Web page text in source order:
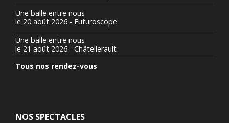
Une balle entre nous
le 20 août 2026 - Futuroscope
Une balle entre nous
le 21 août 2026 - Châtellerault
Tous nos rendez-vous
NOS SPECTACLES